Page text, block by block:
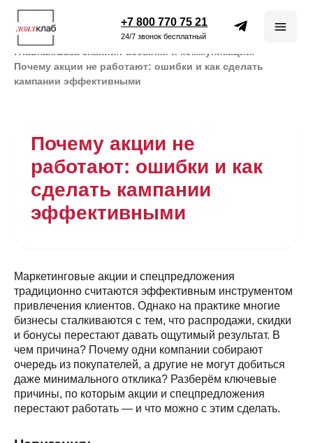
+7 800 770 75 21
Главная/База знаний/Рассылки и коммуникации/
Почему акции не работают: ошибки и как сделать
кампании эффективными
Почему акции не
работают: ошибки и как
сделать кампании
эффективными
Маркетинговые акции и спецпредложения
традиционно считаются эффективным инструментом
привлечения клиентов. Однако на практике многие
бизнесы сталкиваются с тем, что распродажи, скидки
и бонусы перестают давать ощутимый результат. В
чем причина? Почему одни компании собирают
очередь из покупателей, а другие не могут добиться
даже минимального отклика? Разберём ключевые
причины, по которым акции и спецпредложения
перестают работать — и что можно с этим сделать.